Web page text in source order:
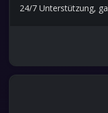
24/7 Unterstützung,